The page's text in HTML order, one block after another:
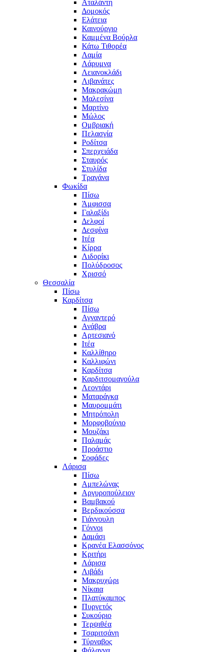
Αταλάντη
Δομοκός
Ελάτεια
Καινούργιο
Καμμένα Βούρλα
Κάτω Τιθορέα
Λαμία
Λάρυμνα
Λειανοκλάδι
Λιβανάτες
Μακρακώμη
Μαλεσίνα
Μαρτίνο
Μώλος
Ομβριακή
Πελασγία
Ροδίτσα
Σπερχειάδα
Σταυρός
Στυλίδα
Τραγάνα
Φωκίδα
Πίσω
Άμφισσα
Γαλαξίδι
Δελφοί
Δεσφίνα
Ιτέα
Κίρρα
Λιδορίκι
Πολύδροσος
Χρισσό
Θεσσαλία
Πίσω
Καρδίτσα
Πίσω
Αγναντερό
Ανάβρα
Αρτεσιανό
Ιτέα
Καλλίθηρο
Καλλιφώνι
Καρδίτσα
Καρδιτσομαγούλα
Λεοντάρι
Ματαράγκα
Μαυρομμάτι
Μητρόπολη
Μορφοβούνιο
Μουζάκι
Παλαμάς
Προάστιο
Σοφάδες
Λάρισα
Πίσω
Αμπελώνας
Αργυροπούλειον
Βαμβακού
Βερδικούσσα
Γιάννουλη
Γόννοι
Δαμάσι
Κρανέα Ελασσόνος
Κριτήρι
Λάρισα
Λιβάδι
Μακρυχώρι
Νίκαια
Πλατύκαμπος
Πυργετός
Συκούριο
Τερψιθέα
Τσαριτσάνη
Τύρναβος
Φάλαννα